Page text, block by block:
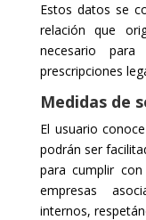
Estos datos se
relación que
necesario
prescripciones
Medidas de
El usuario
podrán ser
para cumplir
empresas
internos,